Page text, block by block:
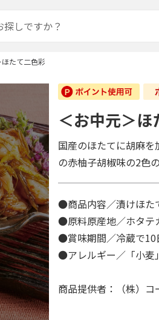
たて二色彩
＜お中元＞ほ
国産のほたてに胡麻
の赤柚子胡椒味の2色
●商品内容／漬けほ
●原料原産地／ホタテ
●賞味期間／冷蔵で10
●アレルギー／「小麦
商品提供者：（株）コ